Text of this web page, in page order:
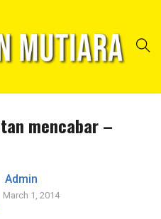
mencabar –
Admin
March 1, 2014